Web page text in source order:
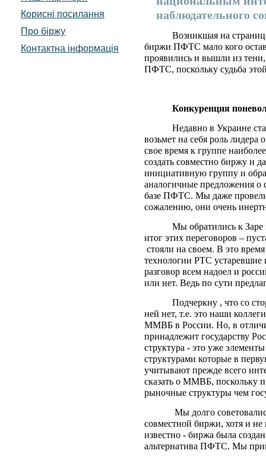
Корисні посилання
Про біржу
Контактна інформація
наблюдательного
Возникшая на
биржи ПФТС мало кого
проявились и вышли из
ПФТС, поскольку судьба
Конкуренция
Недавно в Украине
возьмет на себя роль
свое время к группе
создать совместно биржу и
инициативную группу и
аналогичные предложения о
базе ПФТС. Мы даже провели
сожалению, они очень
Мы обратились к Заре
итог этих переговоров –
стояли на своем. В это
технологии РТС устаревшие
разговор всем надоел и
или нет. Ведь по сути
Подчеркну , что со
ней нет, т.е. это наши
ММВБ в России. Но, в
принадлежит государству
структура - это уже
структурами которые в
учитывают прежде всего
сказать о ММВБ, поскольку
рыночные структуры чем
Мы долго
совместной биржи, хотя и
известно - биржа была
альтернатива ПФТС. Мы